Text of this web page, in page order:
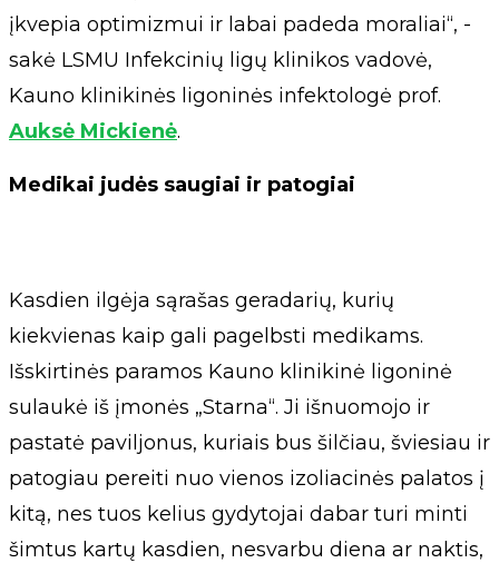
įkvepia optimizmui ir labai padeda moraliai“, -
sakė LSMU Infekcinių ligų klinikos vadovė,
Kauno klinikinės ligoninės infektologė prof.
Auksė Mickienė.
Medikai judės saugiai ir patogiai
Kasdien ilgėja sąrašas geradarių, kurių
kiekvienas kaip gali pagelbsti medikams.
Išskirtinės paramos Kauno klinikinė ligoninė
sulaukė iš įmonės „Starna“. Ji išnuomojo ir
pastatė paviljonus, kuriais bus šilčiau, šviesiau ir
patogiau pereiti nuo vienos izoliacinės palatos į
kitą, nes tuos kelius gydytojai dabar turi minti
šimtus kartų kasdien, nesvarbu diena ar naktis,